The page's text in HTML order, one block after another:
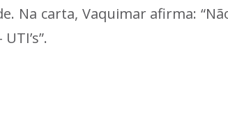
Na carta, Vaquimar afirma: